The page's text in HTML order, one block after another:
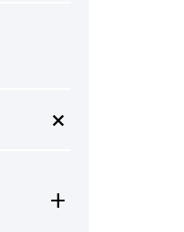
add
add